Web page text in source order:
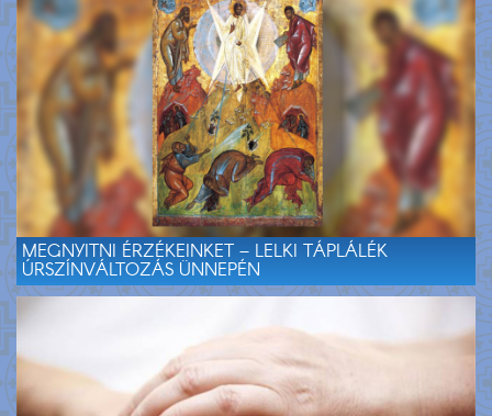
MEGNYITNI ÉRZÉKEINKET – LELKI TÁPLÁLÉK
ÚRSZÍNVÁLTOZÁS ÜNNEPÉN